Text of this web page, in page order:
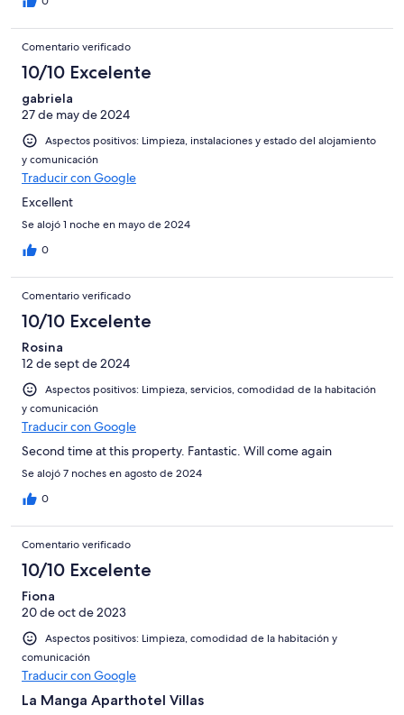
Comentario verificado
10/10 Excelente
gabriela
27 de may de 2024
Aspectos positivos: Limpieza, instalaciones y estado del alojamiento
y comunicación
Traducir con Google
Excellent
Se alojó 1 noche en mayo de 2024
0
Comentario verificado
10/10 Excelente
Rosina
12 de sept de 2024
Aspectos positivos: Limpieza, servicios, comodidad de la habitación
y comunicación
Traducir con Google
Second time at this property. Fantastic. Will come again
Se alojó 7 noches en agosto de 2024
0
Comentario verificado
10/10 Excelente
Fiona
20 de oct de 2023
Aspectos positivos: Limpieza, comodidad de la habitación y
comunicación
Traducir con Google
La Manga Aparthotel Villas